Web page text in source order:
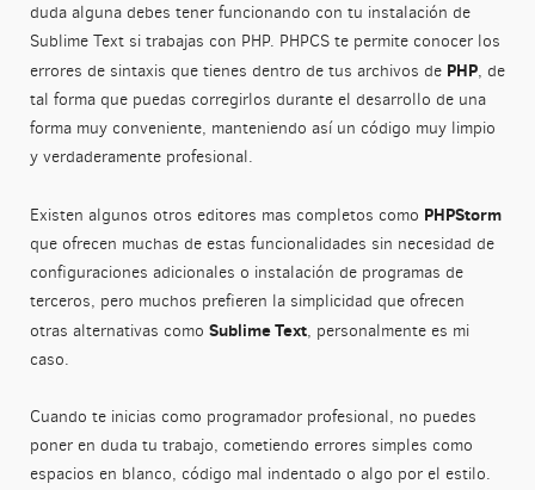
duda alguna debes tener funcionando con tu instalación de
Sublime Text si trabajas con PHP. PHPCS te permite conocer los
errores de sintaxis que tienes dentro de tus archivos de PHP, de
tal forma que puedas corregirlos durante el desarrollo de una
forma muy conveniente, manteniendo así un código muy limpio
y verdaderamente profesional.
Existen algunos otros editores mas completos como PHPStorm
que ofrecen muchas de estas funcionalidades sin necesidad de
configuraciones adicionales o instalación de programas de
terceros, pero muchos prefieren la simplicidad que ofrecen
otras alternativas como Sublime Text, personalmente es mi
caso.
Cuando te inicias como programador profesional, no puedes
poner en duda tu trabajo, cometiendo errores simples como
espacios en blanco, código mal indentado o algo por el estilo.